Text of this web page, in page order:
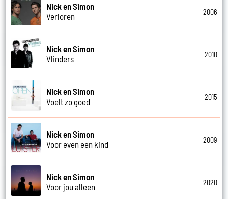
Nick en Simon
Verloren
2006
Nick en Simon
Vlinders
2010
Nick en Simon
Voelt zo goed
2015
Nick en Simon
Voor even een kind
2009
Nick en Simon
Voor jou alleen
2020